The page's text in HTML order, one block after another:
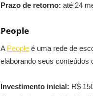
Prazo de retorno: até 24
People
A People é uma rede de
elaborando seus conteúdos
Investimento inicial: R$